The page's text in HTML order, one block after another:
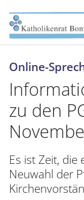
Online-
zu den
Es ist Zeit,
Neuwahl der